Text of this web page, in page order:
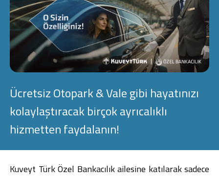
Sağlam Kart
Araç Finansmanı
Konut Finansmanı
Yatırım Fonları
Ticari Kartlar
Ücretsiz Otopark & Vale gibi hayatınızı
kolaylaştıracak birçok ayrıcalıklı
hizmetten faydalanın!
Kuveyt Türk Özel Bankacılık ailesine katılarak sadece